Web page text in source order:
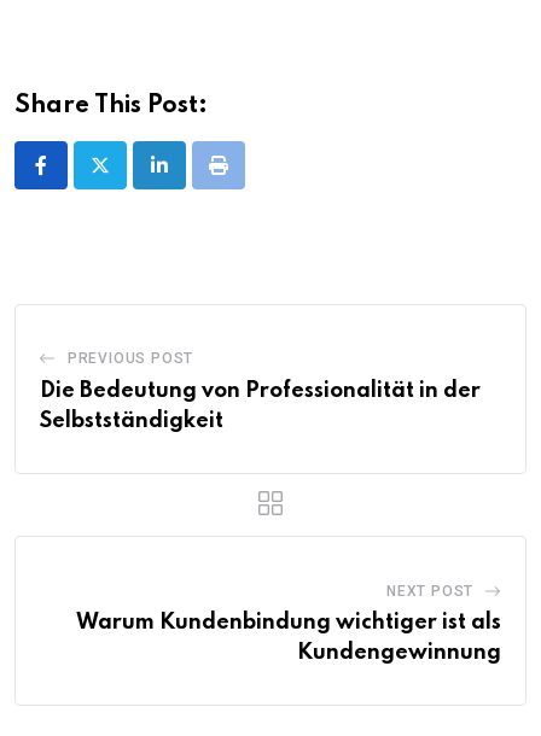
Share This Post:
LinkedInPrint
PREVIOUS POST
Die Bedeutung von Professionalität in der
Selbstständigkeit
NEXT POST
Warum Kundenbindung wichtiger ist als
Kundengewinnung